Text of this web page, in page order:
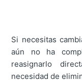
Si necesitas
aún no ha
reasignarlo
necesidad de